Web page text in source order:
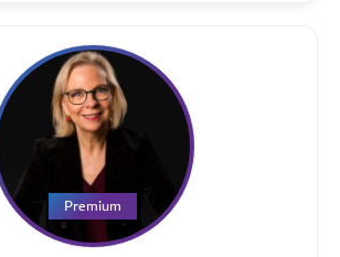
Premium